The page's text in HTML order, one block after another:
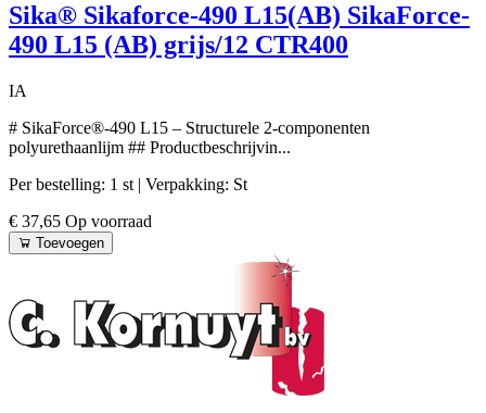
Sika® Sikaforce-490 L15(AB) SikaForce-
490 L15 (AB) grijs/12 CTR400
IA
# SikaForce®-490 L15 – Structurele 2-componenten
polyurethaanlijm ## Productbeschrijvin...
Per bestelling: 1 st | Verpakking: St
€ 37,65 Op voorraad
Toevoegen